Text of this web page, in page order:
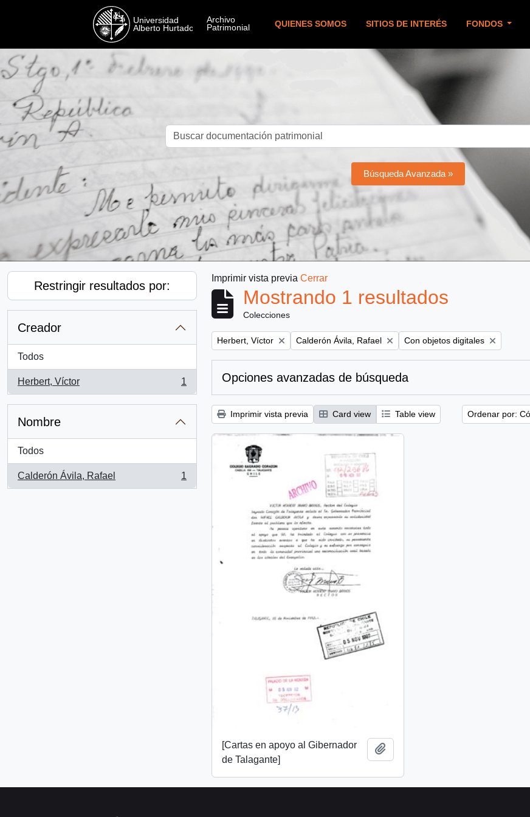
QUIENES SOMOS SITIOS DE INTERÉS FONDOS
Búsqueda Avanzada »
Restringir resultados por:
Creador
Todos
Herbert, Víctor
, 1 resultados
1
Nombre
Todos
Calderón Ávila, Rafael
, 1 resultados
1
Imprimir vista previa Cerrar
Mostrando 1 resultados
Colecciones
Remove filter:
Herbert, Víctor Remove filter:
Calderón Ávila, Rafael Remove filter:
Con objetos digitales
Opciones avanzadas de búsqueda
Imprimir vista previa Card view Table view Ordenar por:
[Cartas en apoyo al Gibernador
de Talagante]